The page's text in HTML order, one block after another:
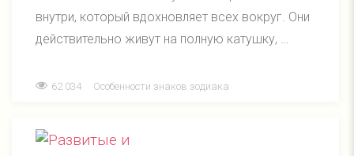
внутри, который вдохновляет всех вокруг. Они
действительно живут на полную катушку, …
62 034 Особенности знаков зодиака